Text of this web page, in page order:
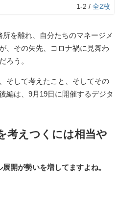
1-2 / 全2枚
を離れ、自分たちのマネージメ
、その矢先、コロナ禍に見舞わ
ろう。
そして考えたこと、そしてその
編は、 9月 19日に開催するデジタ
考えつくには相当や
開が勢いを増してますよね。